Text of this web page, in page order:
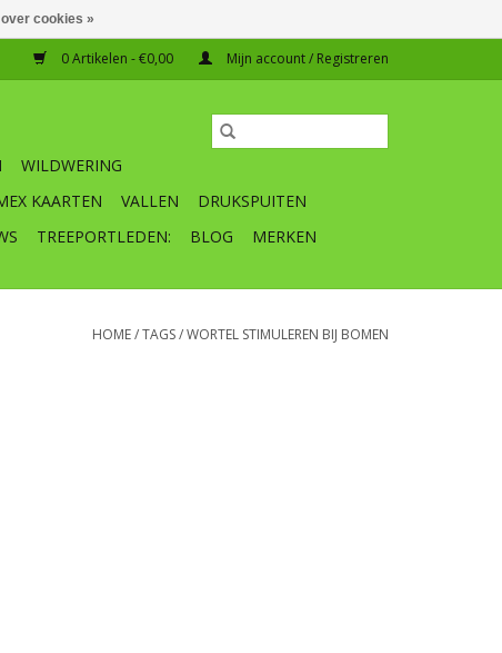
0 Artikelen - €0,00 Mijn account / Registreren
WILDWERING
KAARTEN VALLEN
DRUKSPUITEN
TREEPORTLEDEN: BLOG MERKEN
HOME/TAGS/WORTEL STIMULEREN BIJ BOMEN
over cookies »